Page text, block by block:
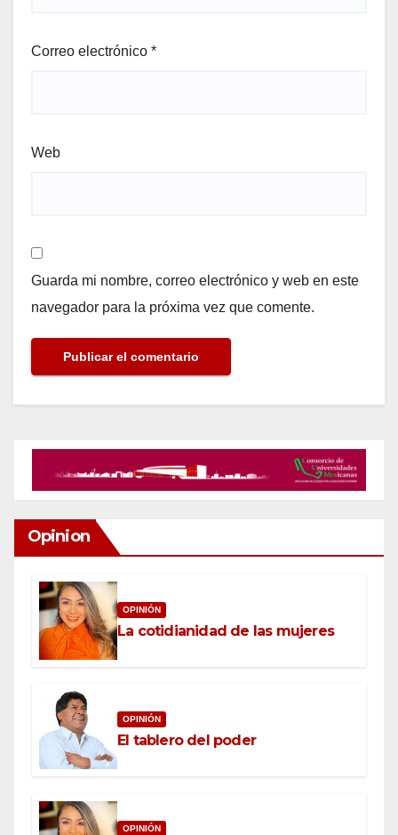
Correo electrónico *
Web
Guarda mi nombre, correo electrónico y web en este
navegador para la próxima vez que comente.
Opinion
OPINIÓN
La cotidianidad de las mujeres
OPINIÓN
El tablero del poder
OPINIÓN